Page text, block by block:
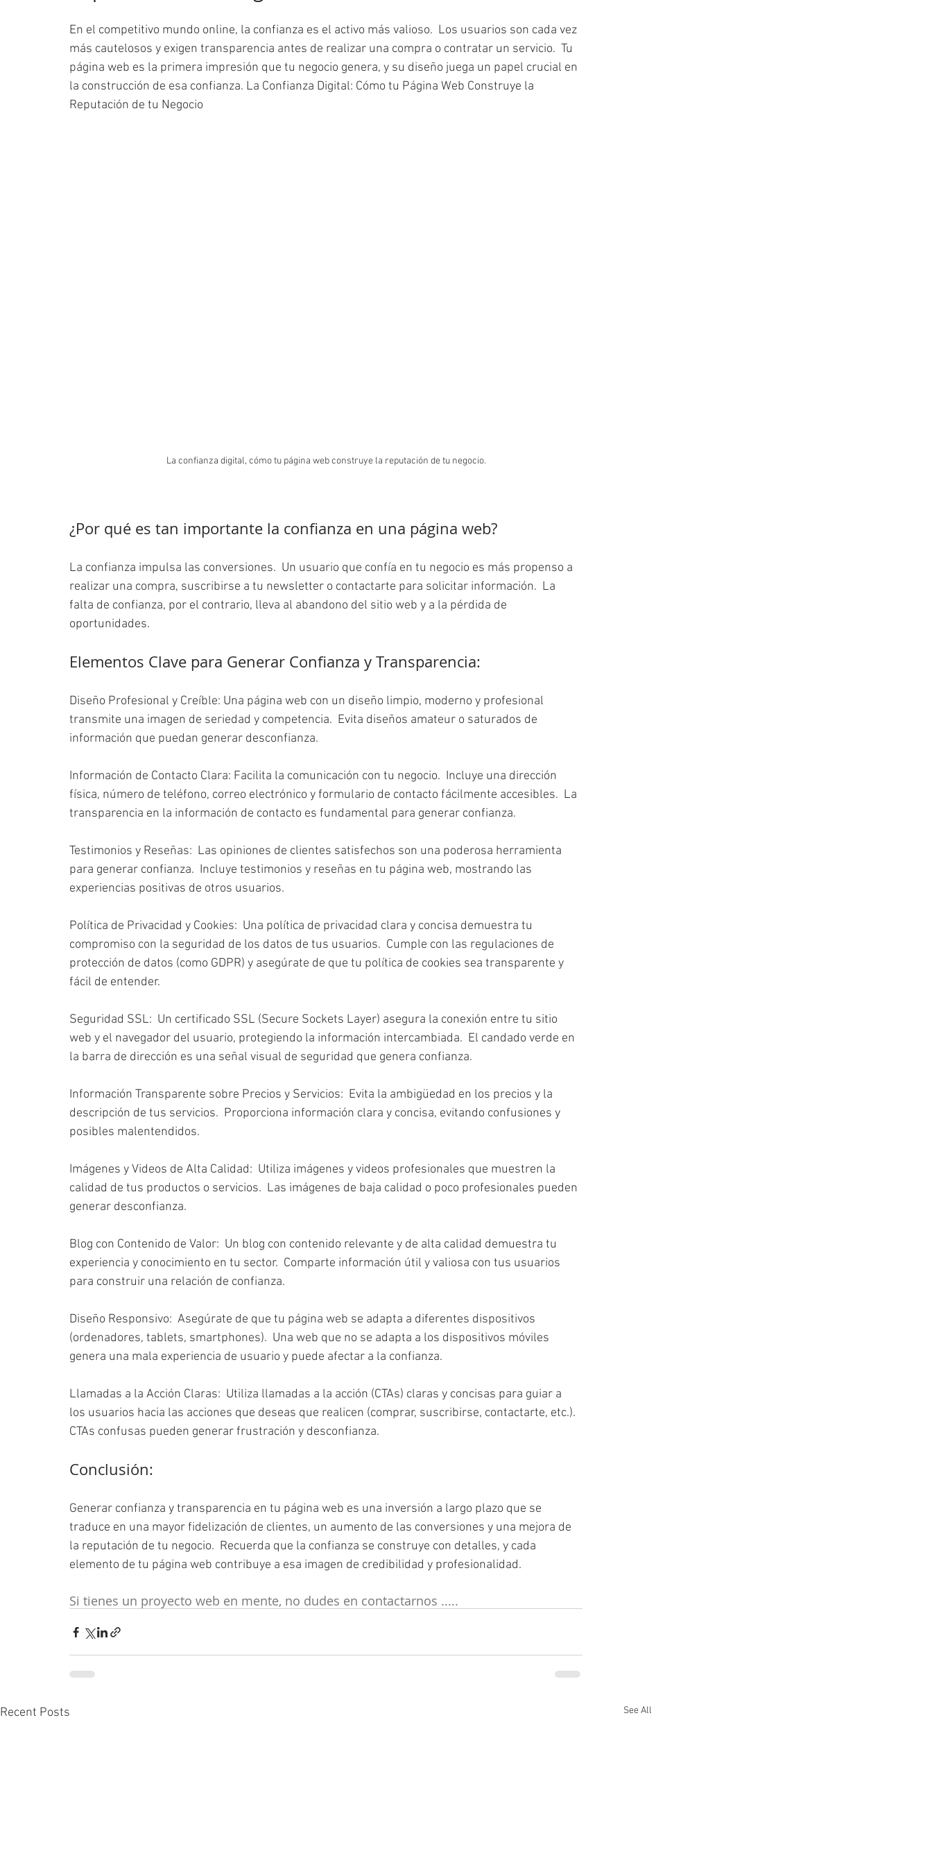
En el competitivo mundo online, la confianza es el activo más valioso.  Los usuarios son cada vez
más cautelosos y exigen transparencia antes de realizar una compra o contratar un servicio.  Tu
página web es la primera impresión que tu negocio genera, y su diseño juega un papel crucial en
la construcción de esa confianza. La Confianza Digital: Cómo tu Página Web Construye la
Reputación de tu Negocio
La confianza digital, cómo tu página web construye la reputación de tu negocio.
¿Por qué es tan importante la confianza en una página web?
La confianza impulsa las conversiones.  Un usuario que confía en tu negocio es más propenso a
realizar una compra, suscribirse a tu newsletter o contactarte para solicitar información.  La
falta de confianza, por el contrario, lleva al abandono del sitio web y a la pérdida de
oportunidades.
Elementos Clave para Generar Confianza y Transparencia:
Diseño Profesional y Creíble: Una página web con un diseño limpio, moderno y profesional
transmite una imagen de seriedad y competencia.  Evita diseños amateur o saturados de
información que puedan generar desconfianza.
Información de Contacto Clara: Facilita la comunicación con tu negocio.  Incluye una dirección
física, número de teléfono, correo electrónico y formulario de contacto fácilmente accesibles.  La
transparencia en la información de contacto es fundamental para generar confianza.
Testimonios y Reseñas:  Las opiniones de clientes satisfechos son una poderosa herramienta
para generar confianza.  Incluye testimonios y reseñas en tu página web, mostrando las
experiencias positivas de otros usuarios.
Política de Privacidad y Cookies:  Una política de privacidad clara y concisa demuestra tu
compromiso con la seguridad de los datos de tus usuarios.  Cumple con las regulaciones de
protección de datos (como GDPR) y asegúrate de que tu política de cookies sea transparente y
fácil de entender.
Seguridad SSL:  Un certificado SSL (Secure Sockets Layer) asegura la conexión entre tu sitio
web y el navegador del usuario, protegiendo la información intercambiada.  El candado verde en
la barra de dirección es una señal visual de seguridad que genera confianza.
Información Transparente sobre Precios y Servicios:  Evita la ambigüedad en los precios y la
descripción de tus servicios.  Proporciona información clara y concisa, evitando confusiones y
posibles malentendidos.
Imágenes y Videos de Alta Calidad:  Utiliza imágenes y videos profesionales que muestren la
calidad de tus productos o servicios.  Las imágenes de baja calidad o poco profesionales pueden
generar desconfianza.
Blog con Contenido de Valor:  Un blog con contenido relevante y de alta calidad demuestra tu
experiencia y conocimiento en tu sector.  Comparte información útil y valiosa con tus usuarios
para construir una relación de confianza.
Diseño Responsivo:  Asegúrate de que tu página web se adapta a diferentes dispositivos
(ordenadores, tablets, smartphones).  Una web que no se adapta a los dispositivos móviles
genera una mala experiencia de usuario y puede afectar a la confianza.
Llamadas a la Acción Claras:  Utiliza llamadas a la acción (CTAs) claras y concisas para guiar a
los usuarios hacia las acciones que deseas que realicen (comprar, suscribirse, contactarte, etc.).
CTAs confusas pueden generar frustración y desconfianza.
Conclusión:
Generar confianza y transparencia en tu página web es una inversión a largo plazo que se
traduce en una mayor fidelización de clientes, un aumento de las conversiones y una mejora de
la reputación de tu negocio.  Recuerda que la confianza se construye con detalles, y cada
elemento de tu página web contribuye a esa imagen de credibilidad y profesionalidad.
Si tienes un proyecto web en mente, no dudes en contactarnos .....
Recent Posts See All